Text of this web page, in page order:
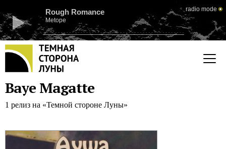
Rough Romance
Metope
radio mode
Baye Magatte
1 релиз на «Темной стороне Луны»